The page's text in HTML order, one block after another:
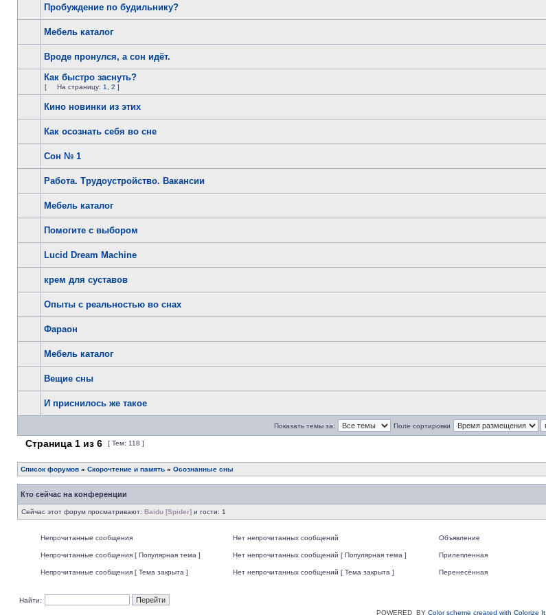
Пробуждение по будильнику?
Мебель каталог
Вроде пронулся, а сон идёт.
Как быстро заснуть?
[ На страницу: 1 2 ]
Кино новинки из этих
Как осознать себя во сне
Сон № 1
Работа. Трудоустройство. Вакансии
Мебель каталог
Помогите с выбором
Lucid Dream Machine
крем для суставов
Опыты с реальностью во снах
Фараон
Мебель каталог
Вещие сны
И приснилось же такое
Показать темы за: Поле сортировки
Страница 1 из 6 [ Тем: 118 ]
Список форумов » Скорочтение и память » Осознанные сны
Кто сейчас на конференции
Сейчас этот форум просматривают: Baidu [Spider] и гости: 1
Непрочитанные сообщения Нет непрочитанных сообщений Объявление
Непрочитанные сообщения [ Популярная тема ] Нет непрочитанных сообщений [ Популярная тема ] Прилепленная
Непрочитанные сообщения [ Тема закрыта ] Нет непрочитанных сообщений [ Тема закрыта ] Перенесённая
Найти:
POWERED_BY Color scheme created with Colorize It.